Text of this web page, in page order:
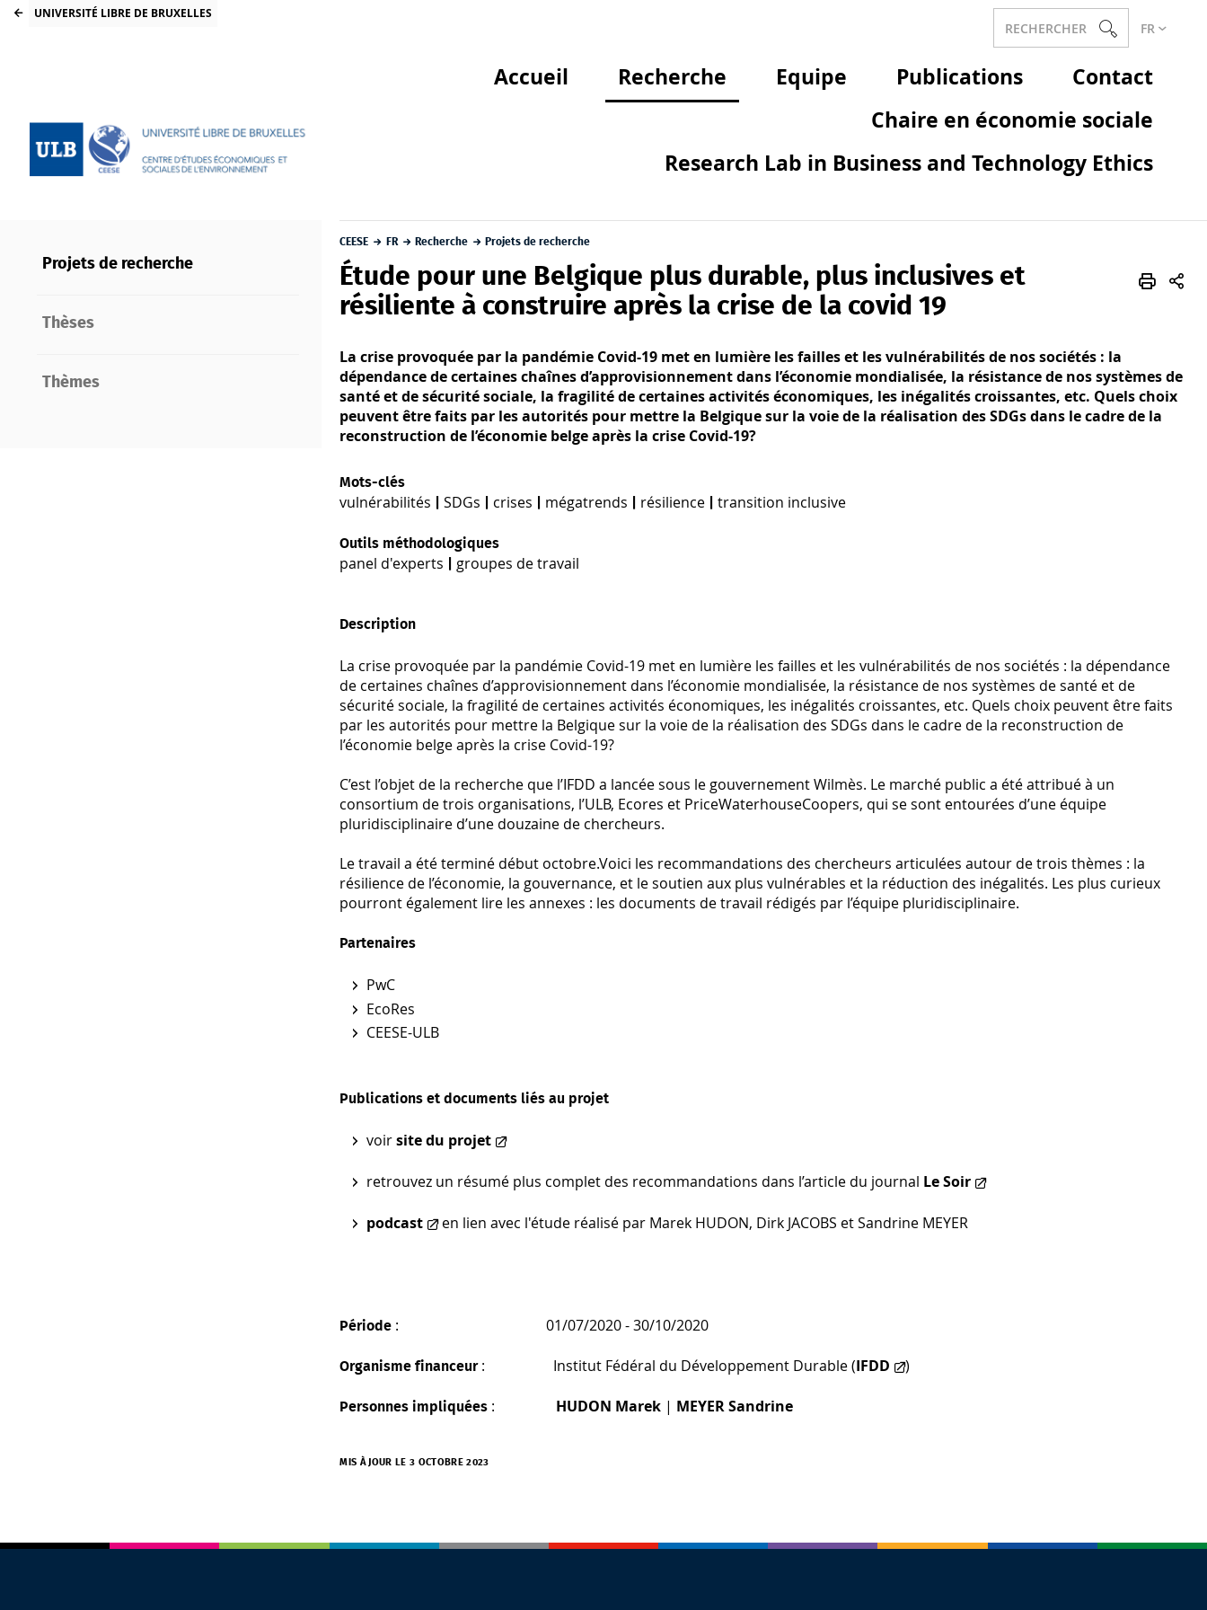
UNIVERSITÉ LIBRE DE BRUXELLES
RECHERCHER FR
Accueil Recherche Equipe Publications
Contact
Chaire en économie sociale
Research Lab in Business and Technology Ethics
Projets de recherche
Thèses
Thèmes
CEESE FR Recherche Projets de recherche
Étude pour une Belgique plus durable, plus inclusives et
résiliente à construire après la crise de la covid 19
La crise provoquée par la pandémie Covid-19 met en lumière les failles et les vulnérabilités de nos sociétés : la
dépendance de certaines chaînes d’approvisionnement dans l’économie mondialisée, la résistance de nos systèmes de
santé et de sécurité sociale, la fragilité de certaines activités économiques, les inégalités croissantes, etc. Quels choix
peuvent être faits par les autorités pour mettre la Belgique sur la voie de la réalisation des SDGs dans le cadre de la
reconstruction de l’économie belge après la crise Covid-19?
Mots-clés
vulnérabilités SDGs crises mégatrends résilience |transition inclusive
Outils méthodologiques
panel d'experts groupes de travail
Description
La crise provoquée par la pandémie Covid-19 met en lumière les failles et les vulnérabilités de nos sociétés : la dépendance
de certaines chaînes d’approvisionnement dans l’économie mondialisée, la résistance de nos systèmes de santé et de
sécurité sociale, la fragilité de certaines activités économiques, les inégalités croissantes, etc. Quels choix peuvent être faits
par les autorités pour mettre la Belgique sur la voie de la réalisation des SDGs dans le cadre de la reconstruction de
l’économie belge après la crise Covid-19?
C’est l’objet de la recherche que l’IFDD a lancée sous le gouvernement Wilmès. Le marché public a été attribué à un
consortium de trois organisations, l’ULB, Ecores et PriceWaterhouseCoopers, qui se sont entourées d’une équipe
pluridisciplinaire d’une douzaine de chercheurs.
Le travail a été terminé début octobre.Voici les recommandations des chercheurs articulées autour de trois thèmes : la
résilience de l’économie, la gouvernance, et le soutien aux plus vulnérables et la réduction des inégalités. Les plus curieux
pourront également lire les annexes : les documents de travail rédigés par l’équipe pluridisciplinaire.
Partenaires
PwC
EcoRes
CEESE-ULB
Publications et documents liés au projet
voirsite du projet
retrouvez un résumé plus complet des recommandations dans l’article du journal Le Soir
podcast en lien avec l'étude réalisé par Marek HUDON, Dirk JACOBS et Sandrine MEYER
Période : 01/07/2020 - 30/10/2020
Organisme financeur: Institut Fédéral du Développement Durable (IFDD )
Personnes impliquées : HUDON Marek | MEYER Sandrine
MIS À JOUR LE 3 OCTOBRE 2023